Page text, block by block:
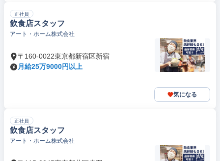
正社員
飲食店スタッフ
アート・ホーム株式会社
〒160-0022東京都新宿区新宿
月給25万9000円以上
気になる
正社員
飲食店スタッフ
アート・ホーム株式会社